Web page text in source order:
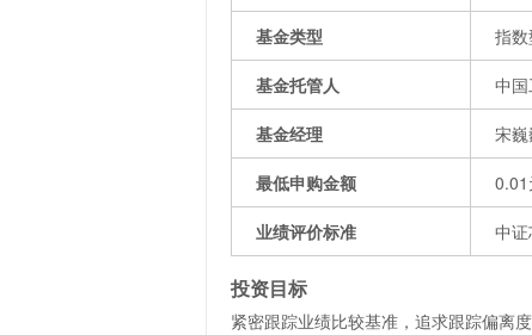
基金类型 指数
基金托管人 中
基金经理 宋
最低申购金额
业绩评价标准 中
投资目标
紧密跟踪业绩比较基准，追求跟踪偏离